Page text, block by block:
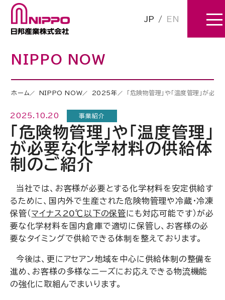
JP / EN
NIPPO NOW
ホーム NIPPO NOW 2025年 「危険物管理」や「温度管理」が必
2025.10.20 事業紹介
「危険物管理」や「温度管理」
が必要な化学材料の供給体
制のご紹介
当社では、お客様が必要とする化学材料を安定供給す
るために、国内外で生産された危険物管理や冷蔵・冷凍
保管（ マイナス20℃以下の保管にも対応可能です）が必
要な化学材料を国内倉庫で適切に保管し、お客様の必
要なタイミングで供給できる体制を整えております。
今後は、更にアセアン地域を中心に供給体制の整備を
進め、お客様の多様なニーズにお応えできる物流機能
の強化に取組んでまいります。